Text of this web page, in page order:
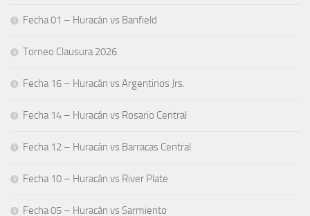
Fecha 01 – Huracán vs Banfield
Torneo Clausura 2026
Fecha 16 – Huracán vs Argentinos Jrs.
Fecha 14 – Huracán vs Rosario Central
Fecha 12 – Huracán vs Barracas Central
Fecha 10 – Huracán vs River Plate
Fecha 05 – Huracán vs Sarmiento